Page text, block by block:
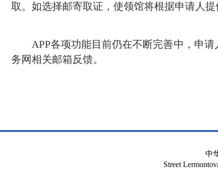
取。如选择邮寄取证，使领馆将根据申请人
APP各项功能目前仍在不断完善中，申
务网相关邮箱反馈。
中
Street